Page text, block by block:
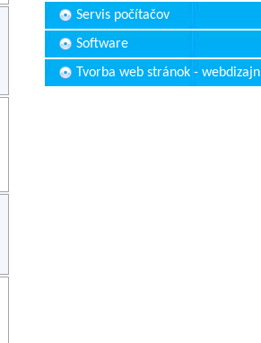
Servis počítačov
Software
Tvorba web stránok - webdizajn